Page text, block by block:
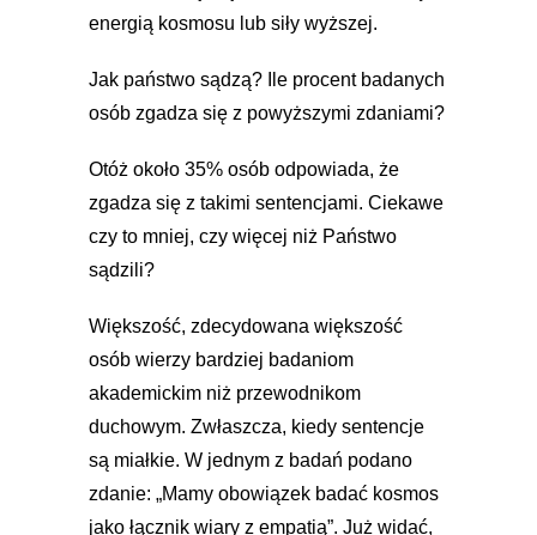
energią kosmosu lub siły wyższej.
Jak państwo sądzą? Ile procent badanych
osób zgadza się z powyższymi zdaniami?
Otóż około 35% osób odpowiada, że
zgadza się z takimi sentencjami. Ciekawe
czy to mniej, czy więcej niż Państwo
sądzili?
Większość, zdecydowana większość
osób wierzy bardziej badaniom
akademickim niż przewodnikom
duchowym. Zwłaszcza, kiedy sentencje
są miałkie. W jednym z badań podano
zdanie: „Mamy obowiązek badać kosmos
jako łącznik wiary z empatią”. Już widać,